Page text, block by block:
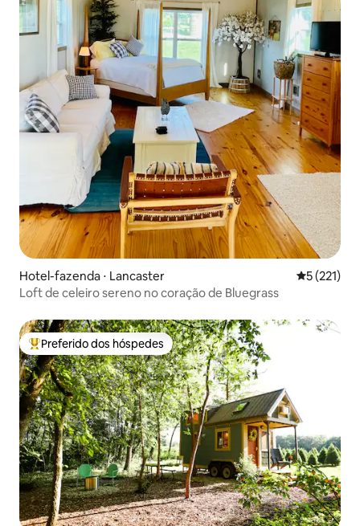
Hotel-fazenda ⋅ Lancaster 5 de uma
5 (221)
Loft de celeiro sereno no coração de Bluegrass
Entre os melhores preferidos dos hóspedes
Preferido dos hóspedes